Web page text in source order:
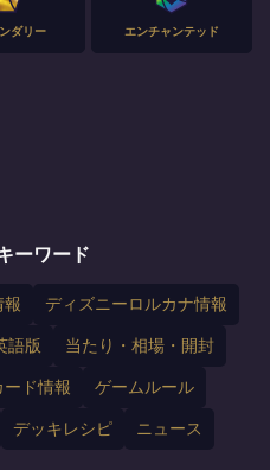
ダリー エンチャンテッド
ーワード
報 ディズニーロルカナ情報
語版 当たり・相場・開封
ード情報 ゲームルール
デッキレシピ ニュース